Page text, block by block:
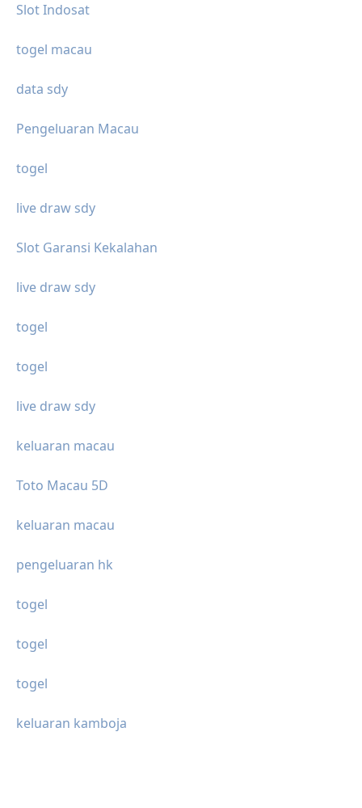
Slot Indosat
togel macau
data sdy
Pengeluaran Macau
togel
live draw sdy
Slot Garansi Kekalahan
live draw sdy
togel
togel
live draw sdy
keluaran macau
Toto Macau 5D
keluaran macau
pengeluaran hk
togel
togel
togel
keluaran kamboja